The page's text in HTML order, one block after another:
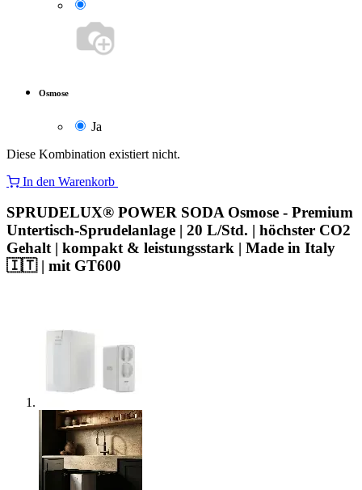
Osmose
Ja
Diese Kombination existiert nicht.
In den Warenkorb
SPRUDELUX® POWER SODA Osmose - Premium
Untertisch-Sprudelanlage | 20 L/Std. | höchster CO2
Gehalt | kompakt & leistungsstark | Made in Italy
🇮🇹 | mit GT600